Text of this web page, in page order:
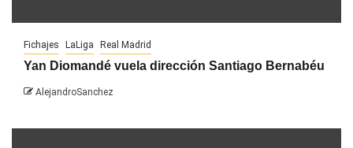
Fichajes LaLiga Real Madrid
Yan Diomandé vuela dirección Santiago Bernabéu
AlejandroSanchez